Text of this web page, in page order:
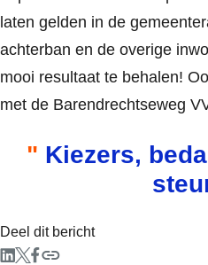
laten gelden in de
achterban en de overige
mooi resultaat te behalen!
met de Barendrechtseweg
Kiezers,
Deel dit bericht